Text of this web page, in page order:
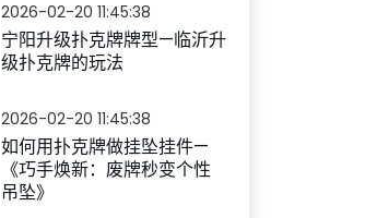
2026-02-20 11:45:38
宁阳升级扑克牌牌型—临沂升
级扑克牌的玩法
2026-02-20 11:45:38
如何用扑克牌做挂坠挂件—
《巧手焕新：废牌秒变个性
吊坠》